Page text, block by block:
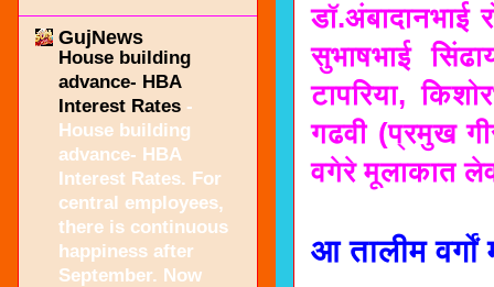
डॉ.अंबादानभाई
सुभाषभाई
टापरिया,
गढवी (प्रमुख
वगेरे मूलाकात
आ तालीम
GujNews
House building
advance- HBA
Interest Rates -
House building
advance- HBA
Interest Rates. For
central employees,
there is continuous
happiness after
September. Now